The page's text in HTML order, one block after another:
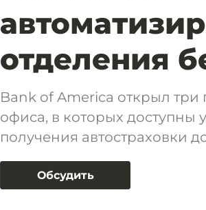
отделения
Bank of America открыл
офиса, в которых доступны
получения автостраховки
Обсудить